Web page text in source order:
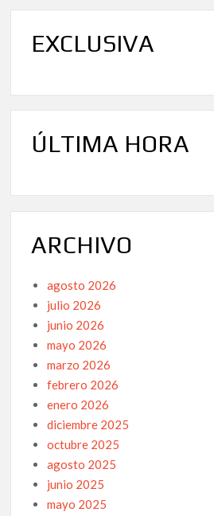
Desastre
Doñana
EXCLUSIVA
ÚLTIMA HORA
ARCHIVO
agosto 2026
julio 2026
junio 2026
mayo 2026
marzo 2026
febrero 2026
enero 2026
diciembre 2025
octubre 2025
agosto 2025
junio 2025
mayo 2025